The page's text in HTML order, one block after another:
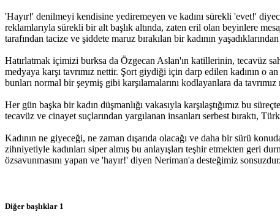
Mor Dayanışma’dan ‘İhtiyaç sahiplerine ulaşıyoruz’ kampanyası
11:32 05/12/2016
Basına yönelik baskılara karşı ‘Eleştirel Medya Topluluğu’
'Hayır!' denilmeyi kendisine yediremeyen ve kadını sürekli 'evet!'
reklamlarıyla sürekli bir alt başlık altında, zaten eril olan beyinlere
tarafından tacize ve şiddete maruz bırakılan bir kadının
Hatırlatmak içimizi burksa da Özgecan Aslan'ın katillerinin, tecavüz
medyaya karşı tavrımız nettir. Şort giydiği için darp edilen kadının o
bunları normal bir şeymiş gibi karşılamalarını kodlayanlara da tavrımız
Her gün başka bir kadın düşmanlığı vakasıyla karşılaştığımız bu
tecavüz ve cinayet suçlarından yargılanan insanları serbest bıraktı,
Kadının ne giyeceği, ne zaman dışarıda olacağı ve daha bir sürü
zihniyetiyle kadınları siper almış bu anlayışları teşhir etmekten geri
özsavunmasını yapan ve 'hayır!' diyen Neriman'a desteğimiz sonsuzdur.
Diğer başlıklar 1